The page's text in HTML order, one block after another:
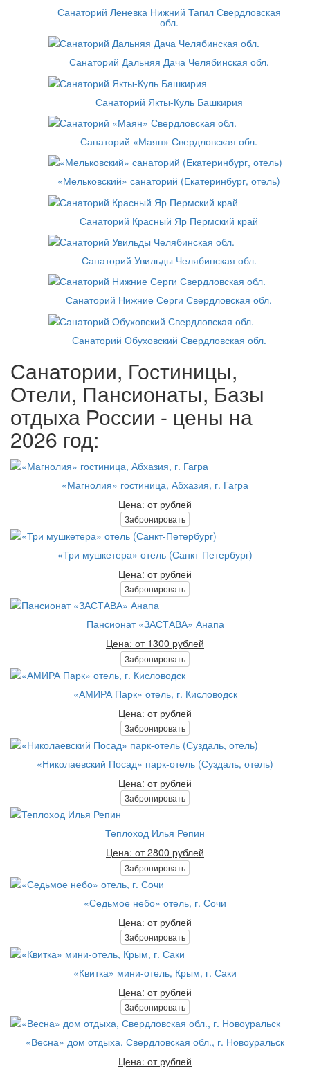
Санаторий Леневка Нижний Тагил Свердловская
обл.
Санаторий Дальняя Дача Челябинская обл.
Санаторий Якты-Куль Башкирия
Санаторий «Маян» Свердловская обл.
«Мельковский» санаторий (Екатеринбург, отель)
Санаторий Красный Яр Пермский край
Санаторий Увильды Челябинская обл.
Санаторий Нижние Серги Свердловская обл.
Санаторий Обуховский Свердловская обл.
Санатории, Гостиницы,
Отели, Пансионаты, Базы
отдыха России - цены на
2026 год:
«Магнолия» гостиница, Абхазия, г. Гагра
Цена: от рублей
Забронировать
«Три мушкетера» отель (Санкт-Петербург)
Цена: от рублей
Забронировать
Пансионат «ЗАСТАВА» Анапа
Цена: от 1300 рублей
Забронировать
«АМИРА Парк» отель, г. Кисловодск
Цена: от рублей
Забронировать
«Николаевский Посад» парк-отель (Суздаль, отель)
Цена: от рублей
Забронировать
Теплоход Илья Репин
Цена: от 2800 рублей
Забронировать
«Седьмое небо» отель, г. Сочи
Цена: от рублей
Забронировать
«Квитка» мини-отель, Крым, г. Саки
Цена: от рублей
Забронировать
«Весна» дом отдыха, Свердловская обл., г. Новоуральск
Цена: от рублей